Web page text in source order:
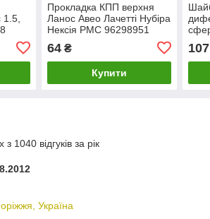
Прокладка КПП верхня
Ланос Авео Лачетті Нубіра
Нексія PMC 96298951
64₴
Купити
107
1040 відгуків за рік
Україна